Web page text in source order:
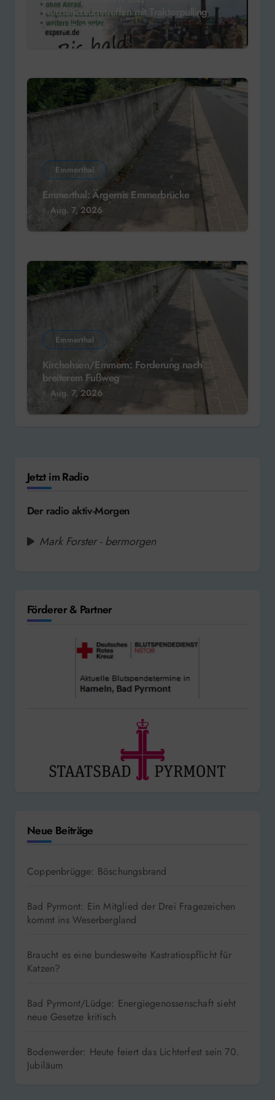
Nutzfahrzeugetreffen mit Traktorpulling
Aug. 7, 2026
Emmerthal
Emmerthal: Ärgernis Emmerbrücke
Aug. 7, 2026
Emmerthal
Kirchohsen/Emmern: Forderung nach
breiterem Fußweg
Aug. 7, 2026
Jetzt im Radio
Der radio aktiv-Morgen
Mark Forster - bermorgen
Förderer & Partner
Neue Beiträge
Coppenbrügge: Böschungsbrand
Bad Pyrmont: Ein Mitglied der Drei Fragezeichen
kommt ins Weserbergland
Braucht es eine bundesweite Kastratiospflicht für
Katzen?
Bad Pyrmont/Lüdge: Energiegenossenschaft sieht
neue Gesetze kritisch
Bodenwerder: Heute feiert das Lichterfest sein 70.
Jubiläum